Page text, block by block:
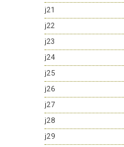
j21
j22
j23
j24
j25
j26
j27
j28
j29